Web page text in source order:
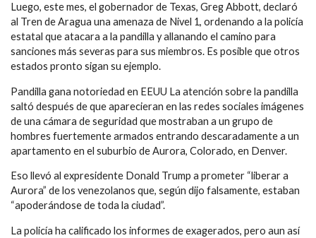
Luego, este mes, el gobernador de Texas, Greg Abbott, declaró
al Tren de Aragua una amenaza de Nivel 1, ordenando a la policía
estatal que atacara a la pandilla y allanando el camino para
sanciones más severas para sus miembros. Es posible que otros
estados pronto sigan su ejemplo.
Pandilla gana notoriedad en EEUU La atención sobre la pandilla
saltó después de que aparecieran en las redes sociales imágenes
de una cámara de seguridad que mostraban a un grupo de
hombres fuertemente armados entrando descaradamente a un
apartamento en el suburbio de Aurora, Colorado, en Denver.
Eso llevó al expresidente Donald Trump a prometer “liberar a
Aurora” de los venezolanos que, según dijo falsamente, estaban
“apoderándose de toda la ciudad”.
La policía ha calificado los informes de exagerados, pero aun así